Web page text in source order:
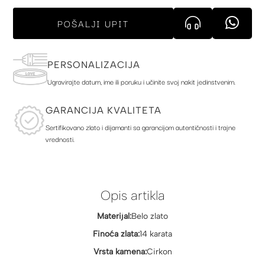
POŠALJI UPIT
PERSONALIZACIJA
Ugravirajte datum, ime ili poruku i učinite svoj nakit jedinstvenim.
GARANCIJA KVALITETA
Sertifikovano zlato i dijamanti sa garancijom autentičnosti i trajne
vrednosti.
Opis artikla
Materijal:Belo zlato
Finoća zlata:14 karata
Vrsta kamena:Cirkon